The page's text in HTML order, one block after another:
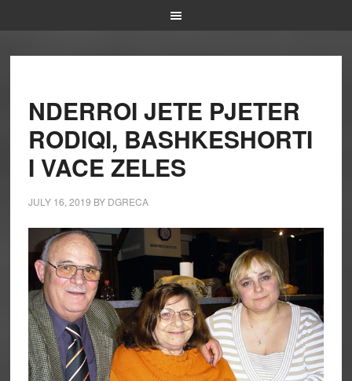
NDERROI JETE PJETER
RODIQI, BASHKESHORTI
I VACE ZELES
JULY 16, 2019 BY DGRECA